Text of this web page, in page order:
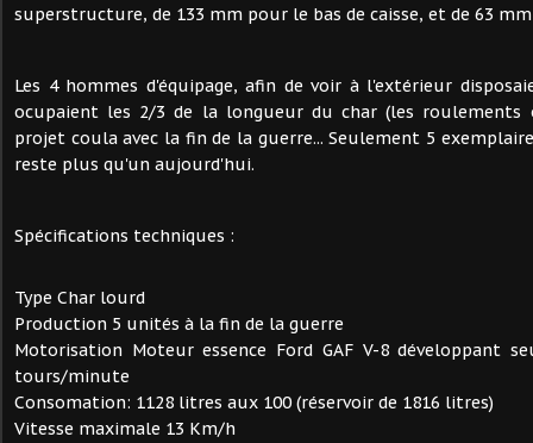
superstructure, de 133 mm pour le bas de caisse, et de 63
Les 4 hommes d'équipage, afin de voir à l'extérieur
ocupaient les 2/3 de la longueur du char (les roulements
projet coula avec la fin de la guerre... Seulement 5
reste plus qu'un aujourd'hui.
Spécifications techniques :
Type Char lourd
Production 5 unités à la fin de la guerre
Motorisation Moteur essence Ford GAF V-8 développant
tours/minute
Consomation: 1128 litres aux 100 (réservoir de 1816 litres)
Vitesse maximale 13 Km/h